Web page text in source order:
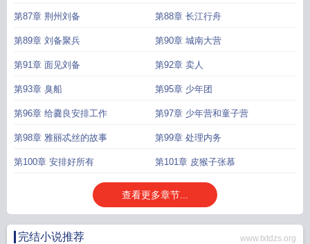
第87章 荆州刘备 第88章 长江行舟
第89章 刘备聚兵 第90章 城南大营
第91章 面见刘备 第92章 卖人
第93章 臭船 第95章 少年团
第96章 给爨良安排工作 第97章 少年营和童子营
第98章 雅丽忒丝的故事 第99章 处理内务
第100章 安排好所有 第101章 皮猴子张慕
查看更多章节...
完结小说推荐 www.txtdzs.org